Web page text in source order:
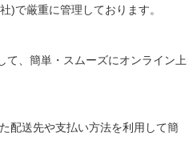
)で厳重に管理しております。
て、簡単・スムーズにオンライン上
配送先や支払い方法を利用して簡